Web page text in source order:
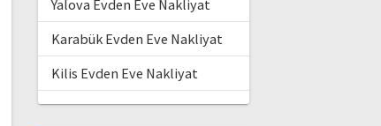
Yalova Evden Eve Nakliyat
Karabük Evden Eve Nakliyat
Kilis Evden Eve Nakliyat